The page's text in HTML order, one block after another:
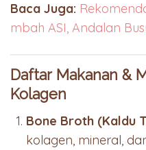
Baca Juga:
mbah ASI, Andalan
Daftar Makanan &
Kolagen
Bone Broth (Kaldu
kolagen, mineral,